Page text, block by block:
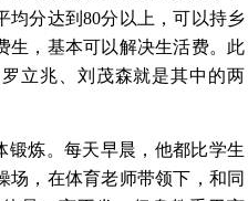
均分达到80分以上，可以持乡
生，基本可以解决生活费。此
立兆、刘茂森就是其中的两
锻炼。每天早晨，他都比学生
场，在体育老师带领下，和同